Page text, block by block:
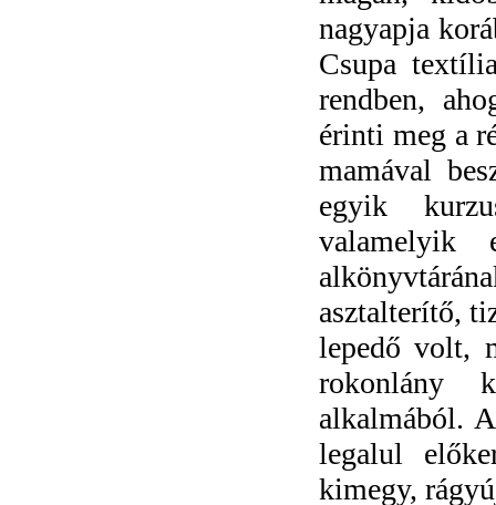
nagyapja
Csupa
rendben,
érinti meg a
mamával
egyik
valamelyik
asztalterítő,
lepedő volt,
rokonlány
alkalmából.
legalul
kimegy,